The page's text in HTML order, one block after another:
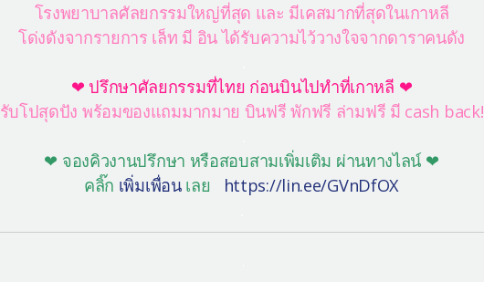
โรงพยาบาลศัลยกรรมใหญ่ที่สุด และ มีเคสมากที่สุดในเกาหลี
โด่งดังจากรายการ เล็ท มี อิน ได้รับความไว้วางใจจากดาราคนดัง
❤ ปรึกษาศัลยกรรมที่ไทย ก่อนบินไปทำที่เกาหลี ❤
รับโปสุดปัง พร้อมของแถมมากมาย บินฟรี พักฟรี ล่ามฟรี มี cash back!
❤ จองคิวงานปรึกษา หรือสอบสามเพิ่มเติม ผ่านทางไลน์ ❤
คลิ๊ก เพิ่มเพื่อนเลย
https://lin.ee/GVnDfOX